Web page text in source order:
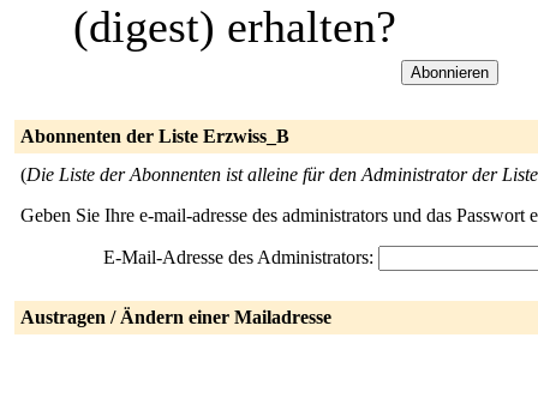
(digest) erhalten?
Abonnenten der Liste Erzwiss_B
(Die Liste der Abonnenten ist alleine für den Administrator der
Geben Sie Ihre e-mail-adresse des administrators und das
E-Mail-Adresse des Administrators:
Austragen / Ändern einer Mailadresse